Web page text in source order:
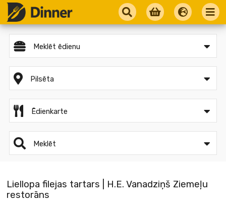
Meklēt ēdienu
Pilsēta
Ēdienkarte
Meklēt
Liellopa filejas tartars | H.E. Vanadziņš Ziemeļu
restorāns